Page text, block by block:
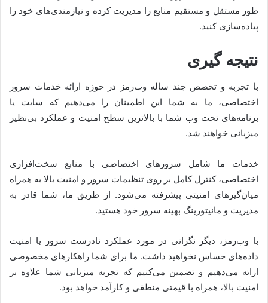
طور مستقل و مستقیم منابع را مدیریت کرده و نیازمندی‌های خود را
پیاده‌سازی کنید.
نتیجه گیری
با تجربه و تخصص چند ساله وب‌رمز در حوزه ارائه خدمات سرور
اختصاصی، ما به شما این اطمینان را می‌دهیم که سایت یا
برنامه‌های تحت وب شما با بالاترین سطح امنیت و عملکرد بی‌نظیر
میزبانی خواهند شد.
خدمات ما شامل سرورهای اختصاصی با منابع سخت‌افزاری
اختصاصی، کنترل کامل بر روی تنظیمات سرور و امنیت بالا به همراه
میان‌گیرهای امنیتی پیشرفته می‌شود. از طریق ما، شما قادر به
مدیریت و مانیتورینگ بهینه سرور خود هستید.
با وب‌رمز، دیگر نگرانی در مورد عملکرد نادرست سرور یا امنیت
داده‌های حساس نخواهید داشت. ما برای شما راهکارهای مخصوصی
ارائه می‌دهیم و تضمین می‌کنیم که تجربه میزبانی شما علاوه بر
امنیت بالا، همراه با قیمتی منطقی و کارآمد خواهد بود.